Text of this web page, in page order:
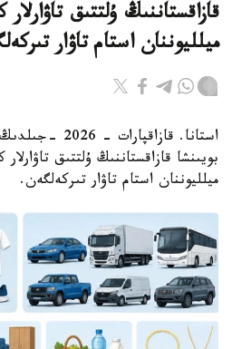
ميلليوننان استام تاۋار
استانا.
ميلليوننان استام تاۋار تىركەلگەن.